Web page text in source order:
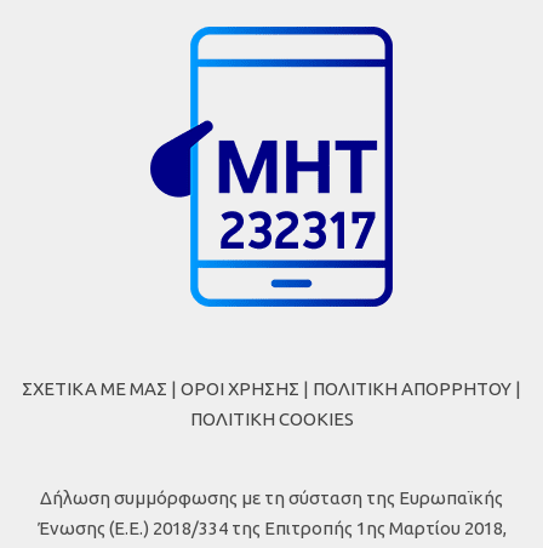
ΣΧΕΤΙΚΑ ΜΕ ΜΑΣ | ΟΡΟΙ ΧΡΗΣΗΣ | ΠΟΛΙΤΙΚΗ ΑΠΟΡΡΗΤΟΥ |
ΠΟΛΙΤΙΚΗ COOKIES
Δήλωση συμμόρφωσης με τη σύσταση της Ευρωπαϊκής
Ένωσης (Ε.Ε.) 2018/334 της Επιτροπής 1ης Μαρτίου 2018,